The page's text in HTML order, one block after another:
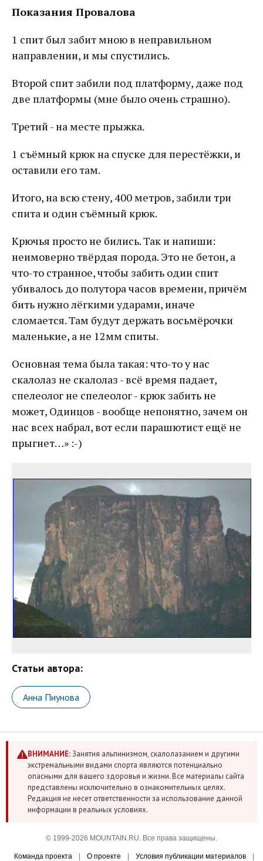
Показания Провалова
1 спит был забит мною в неправильном
направлении, и мы спустились.
Второй спит забили под платформу, даже под
две платформы (мне было очень страшно).
Третий - на месте прыжка.
1 съёмный крюк на спуске для перестёжки, и
оставили его там.
Итого, на всю стену, 400 метров, забили три
спита и один съёмный крюк.
Крючья просто не бились. Так и напиши:
неимоверно твёрдая порода. Это не бетон, а
что-то странное, чтобы забить один спит
убивалось до полутора часов времени, причём
бить нужно лёгкими ударами, иначе
сломается. Там будут держать восьмёрочки
маленькие, а не 12мм спиты.
Основная тема была такая: что-то у нас
скалолаз не скалолаз - всё время падает,
спелеолог не спелеолог - крюк забить не
может, Одинцов - вообще непонятно, зачем он
нас всех набрал, вот если парашютист ещё не
прыгнет…» :-)
Статьи автора:
Анна Пиунова
ВНИМАНИЕ:Занятия альпинизмом, скалолазанием и другими
экстремальными видами спорта являются потенциально
опасными для вашего здоровья и жизни. Все материалы сайта
представлены исключительно в ознакомительных целях.
Редакция не несет ответственности за использование данной
информации в реальных условиях.
© 1999-2026 MOUNTAIN.RU. Все права защищены.
Команда проекта О проекте Условия публикации материалов